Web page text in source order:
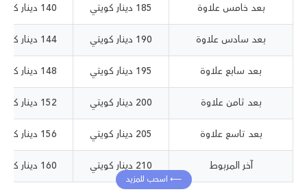
بعد خامس علاوة 185 دينار كويتي 140 دينار كويتي
بعد سادس علاوة 190 دينار كويتي 144 دينار كويتي
بعد سابع علاوة 195 دينار كويتي 148 دينار كويتي
بعد ثامن علاوة 200 دينار كويتي 152 دينار كويتي
بعد تاسع علاوة 205 دينار كويتي 156 دينار كويتي
آخر المربوط 210 دينار كويتي 160 دينار كويتي